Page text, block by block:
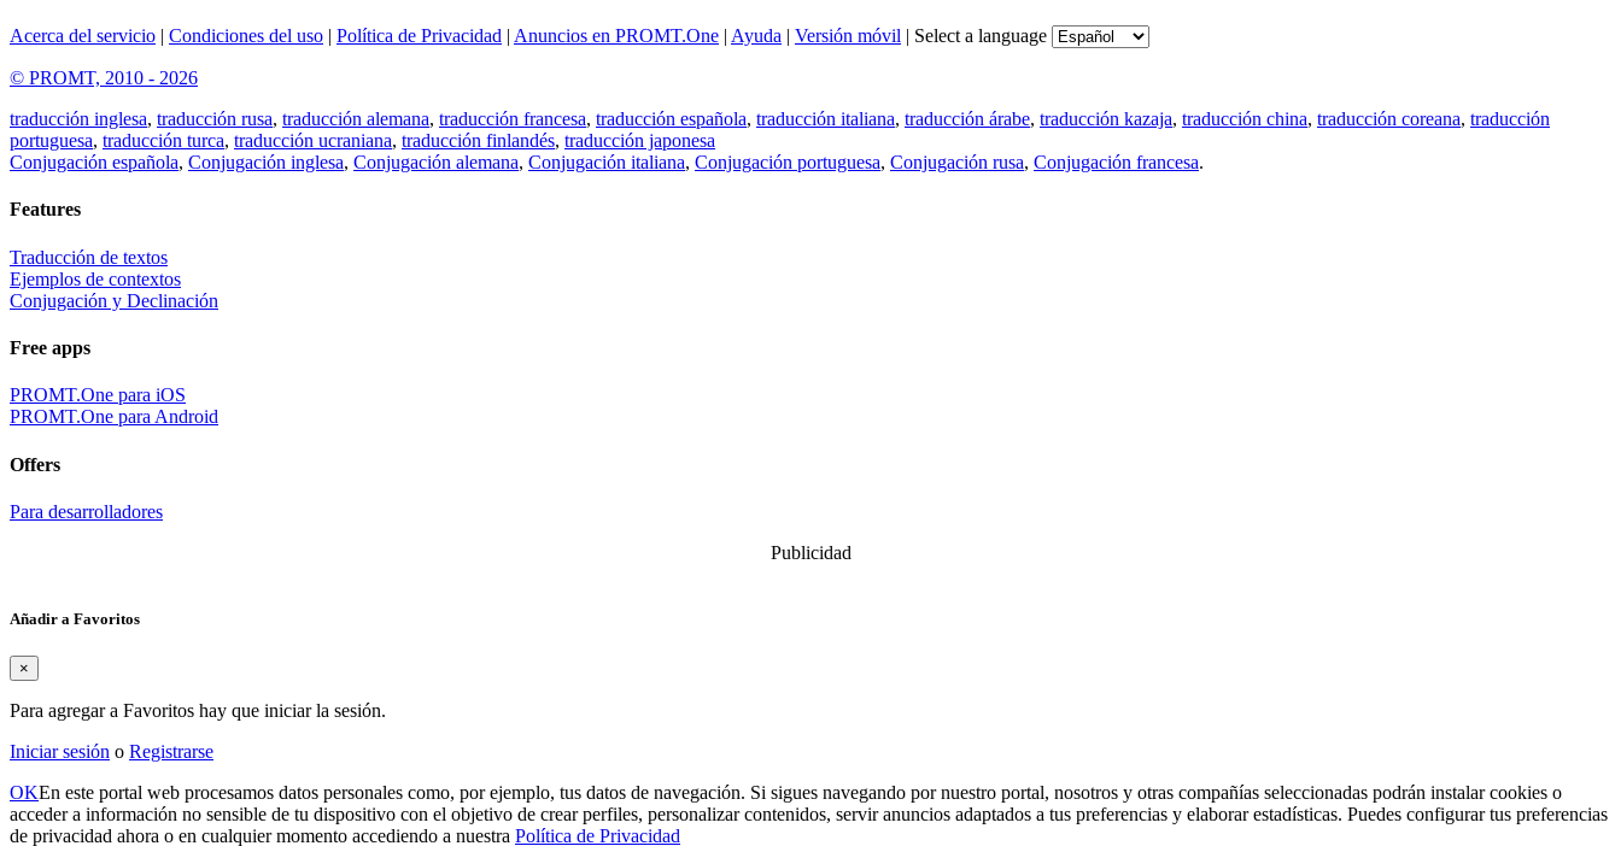
Acerca del servicio | Condiciones del uso | Política de Privacidad | Anuncios en PROMT.One | Ayuda | Versión móvil | Select a language
© PROMT, 2010 - 2026
traducción inglesa, traducción rusa, traducción alemana, traducción francesa, traducción española, traducción italiana, traducción árabe, traducción kazaja, traducción china, traducción coreana, traducción
portuguesa, traducción turca, traducción ucraniana, traducción finlandés, traducción japonesa
Conjugación española, Conjugación inglesa, Conjugación alemana, Conjugación italiana, Conjugación portuguesa, Conjugación rusa, Conjugación francesa.
Features
Traducción de textos
Ejemplos de contextos
Conjugación y Declinación
Free apps
PROMT.One para iOS
PROMT.One para Android
Offers
Para desarrolladores
Publicidad
Añadir a Favoritos
×
Para agregar a Favoritos hay que iniciar la sesión.
Iniciar sesión o Registrarse
OKEn este portal web procesamos datos personales como, por ejemplo, tus datos de navegación. Si sigues navegando por nuestro portal, nosotros y otras compañías seleccionadas podrán instalar cookies o
acceder a información no sensible de tu dispositivo con el objetivo de crear perfiles, personalizar contenidos, servir anuncios adaptados a tus preferencias y elaborar estadísticas. Puedes configurar tus preferencias
de privacidad ahora o en cualquier momento accediendo a nuestra Política de Privacidad